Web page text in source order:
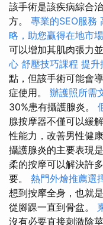
該手術是該疾病綜合
方。 專業的SEO服務
略，助您贏得在地市場
可以增加其肌肉張力
心 舒壓技巧課程 提升
點，但該手術可能會
症使用。 辦護照所需
30%患有攝護腺炎。
腺按摩器不僅可以緩
性能力，改善男性健康
攝護腺炎的主要表現
柔的按摩可以解決許
要。 熱門外燴推薦選
想到按摩全身，也就
從腳踝一直到骨盆。
沒有必要直接刺激陰